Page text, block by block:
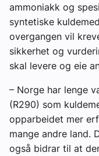
ammoniakk og
syntetiske
overgangen vil
sikkerhet og
skal levere og eie
– Norge har lenge
(R290) som
opparbeidet mer
mange andre land.
også bidrar til at